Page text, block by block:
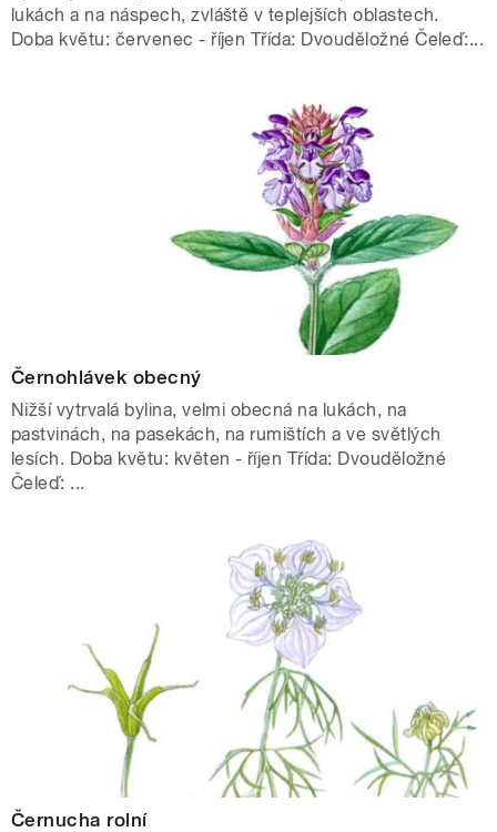
lukách a na náspech, zvláště v teplejších oblastech.
Doba květu: červenec - říjen Třída: Dvouděložné Čeleď:...
Černohlávek obecný
Nižší vytrvalá bylina, velmi obecná na lukách, na
pastvinách, na pasekách, na rumištích a ve světlých
lesích. Doba květu: květen - říjen Třída: Dvouděložné
Čeleď: ...
Černucha rolní